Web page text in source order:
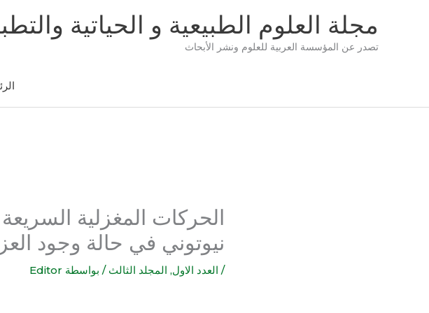
مجلة العلوم الطبيعية و الحياتية
تصدر عن المؤسسة العربية للعلوم ونشر الأبحاث
الحركات المغزلية
نيوتوني في حالة وجود
/ العدد الاول, المجلد الثالث / بواسطة Editor